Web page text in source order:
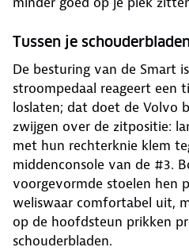
Tussen je
De besturing van de Smart
stroompedaal reageert een
loslaten; dat doet de Volvo
zwijgen over de zitpositie:
met hun rechterknie klem
middenconsole van de #3.
voorgevormde stoelen hen
weliswaar comfortabel uit,
op de hoofdsteun prikken
schouderbladen.